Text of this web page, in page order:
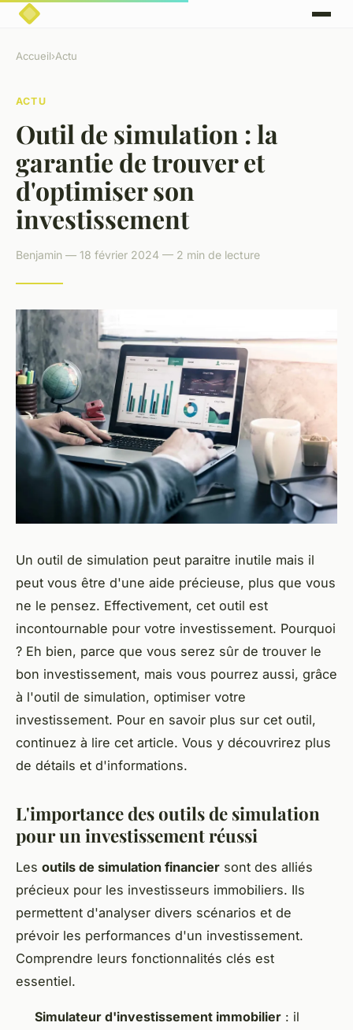
Accueil›Actu
ACTU
Outil de simulation : la
garantie de trouver et
d'optimiser son
investissement
Benjamin — 18 février 2024 — 2 min de lecture
Un outil de simulation peut paraitre inutile mais il
peut vous être d'une aide précieuse, plus que vous
ne le pensez. Effectivement, cet outil est
incontournable pour votre investissement. Pourquoi
? Eh bien, parce que vous serez sûr de trouver le
bon investissement, mais vous pourrez aussi, grâce
à l'outil de simulation, optimiser votre
investissement. Pour en savoir plus sur cet outil,
continuez à lire cet article. Vous y découvrirez plus
de détails et d'informations.
L'importance des outils de simulation
pour un investissement réussi
Les outils de simulation financier sont des alliés
précieux pour les investisseurs immobiliers. Ils
permettent d'analyser divers scénarios et de
prévoir les performances d'un investissement.
Comprendre leurs fonctionnalités clés est
essentiel.
Simulateur d'investissement immobilier : il